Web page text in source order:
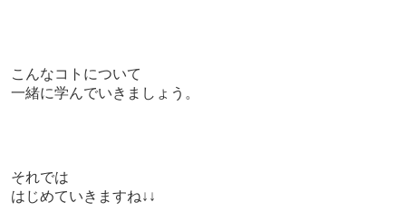
こんなコトについて
一緒に学んでいきましょう。
それでは
はじめていきますね↓↓